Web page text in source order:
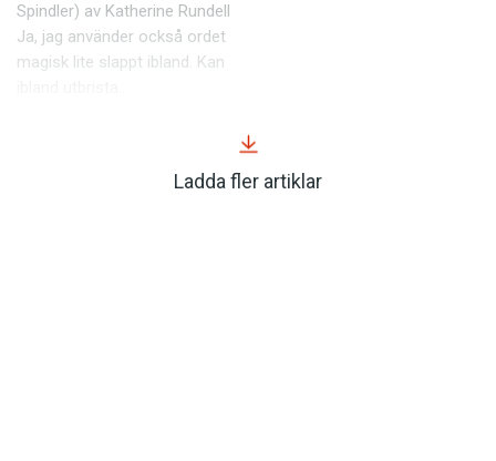
Spindler) av Katherine Rundell
Ja, jag an­vänder också ordet
magisk lite slappt ibland. Kan
Ladda fler artiklar